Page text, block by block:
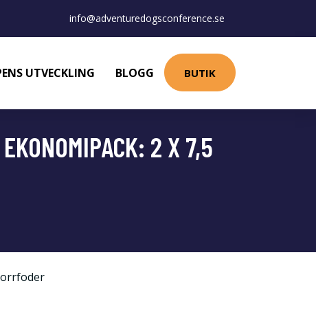
info@adventuredogsconference.se
UTVECKLING BLOGG BUTIK
2 X 7,5